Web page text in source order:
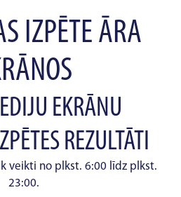
IZPĒTE ĀRA
EKRĀNU
REZULTĀTI
veikti no plkst. 6:00 līdz plkst.
23:00.